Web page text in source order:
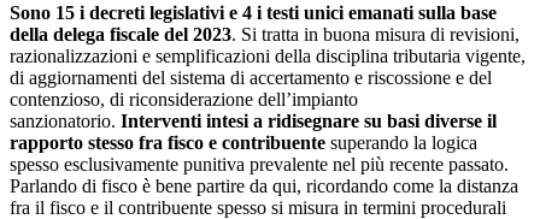
Sono 15 i decreti legislativi e 4 i testi unici emanati sulla base
della delega fiscale del 2023. Si tratta in buona misura di revisioni,
razionalizzazioni e semplificazioni della disciplina tributaria vigente,
di aggiornamenti del sistema di accertamento e riscossione e del
contenzioso, di riconsiderazione dell’impianto
sanzionatorio. Interventi intesi a ridisegnare su basi diverse il
rapporto stesso fra fisco e contribuente superando la logica
spesso esclusivamente punitiva prevalente nel più recente passato.
Parlando di fisco è bene partire da qui, ricordando come la distanza
fra il fisco e il contribuente spesso si misura in termini procedurali